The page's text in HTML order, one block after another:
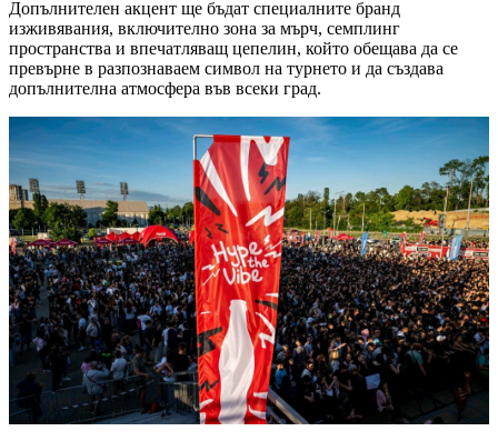
Допълнителен акцент ще бъдат специалните бранд
изживявания, включително зона за мърч, семплинг
пространства и впечатляващ цепелин, който обещава да се
превърне в разпознаваем символ на турнето и да създава
допълнителна атмосфера във всеки град.